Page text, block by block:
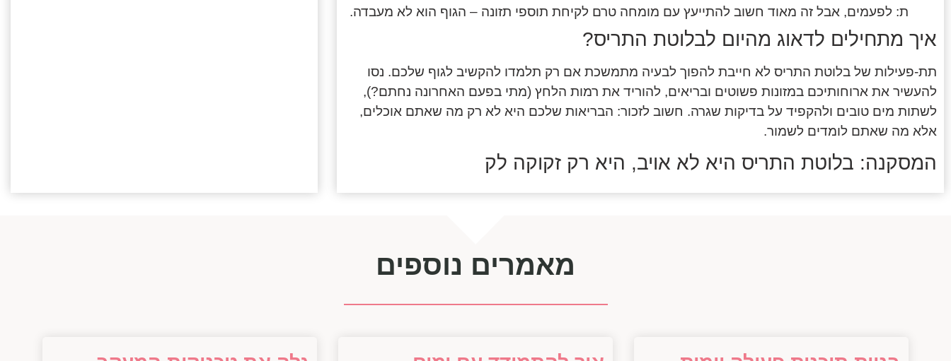
ת: לפעמים, אבל זה מאוד חשוב להתייעץ עם מומחה טרם לקיחת תוספי תזונה – הגוף הוא לא מעבדה.
איך מתחילים לדאוג מהיום לבלוטת התריס?
תת-פעילות של בלוטת התריס לא חייבת להפוך לבעיה מתמשכת אם רק תלמדו להקשיב לגוף שלכם. נסו
להעשיר את ארוחותיכם במזונות פשוטים ובריאים, להוריד את רמות הלחץ (מתי בפעם האחרונה נחתם?),
לשתות מים טובים ולהקפיד על בדיקות שגרה. חשוב לזכור: הבריאות שלכם היא לא רק מה שאתם אוכלים,
אלא מה שאתם לומדים לשמור.
המסקנה: בלוטת התריס היא לא אויב, היא רק זקוקה לק
מאמרים נוספים